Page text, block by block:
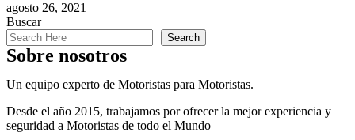
agosto 26, 2021
Buscar
Search
Sobre nosotros
Un equipo experto de Motoristas para Motoristas.
Desde el año 2015, trabajamos por ofrecer la mejor experiencia y
seguridad a Motoristas de todo el Mundo